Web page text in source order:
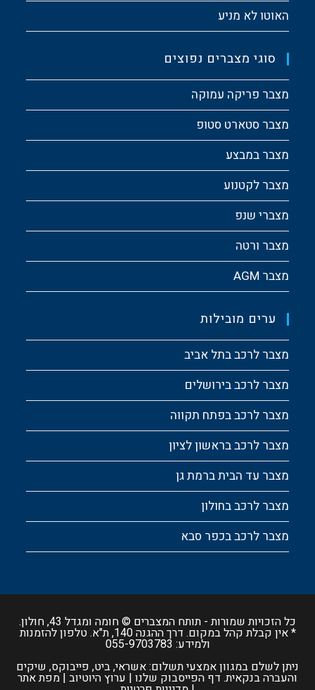
האוטו לא מניע
סוגי מצברים נפוצים
מצבר פריקה עמוקה
מצבר סטארט סטופ
מצבר במבצע
מצבר לקטנוע
מצברי שנפ
מצבר ורטה
מצבר AGM
ערים מובילות
מצבר לרכב בתל אביב
מצבר לרכב בירושלים
מצבר לרכב בפתח תקווה
מצבר לרכב בראשון לציון
מצבר עד הבית ברמת גן
מצבר לרכב בחולון
מצבר לרכב בכפר סבא
כל הזכויות שמורות - תותח המצברים © חומה ומגדל 43, חולון.
* אין קבלת קהל במקום. דרך ההגנה 140, ת"א. טלפון להזמנות
ולמידע: 055-9703783
ניתן לשלם במגוון אמצעי תשלום: אשראי, ביט, פייבוקס, שיקים
והעברה בנקאית.דף הפייסבוק שלנו | ערוץ היוטיוב |מפת אתר